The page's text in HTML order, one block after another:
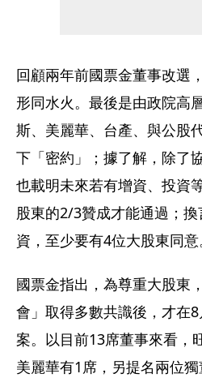
回顧兩年前國票金董事改選
形同水火。最後是由政院高
斯、美麗華、台產、與公股
下「密約」；據了解，除了
也載明未來若有增資、投資
股東的2/3贊成才能通過；
資，至少要有4位大股東同意
國票金指出，為尊重大股東
會」取得多數共識後，才在
案。以目前13席董事來看，
美麗華有1席，另提名兩位